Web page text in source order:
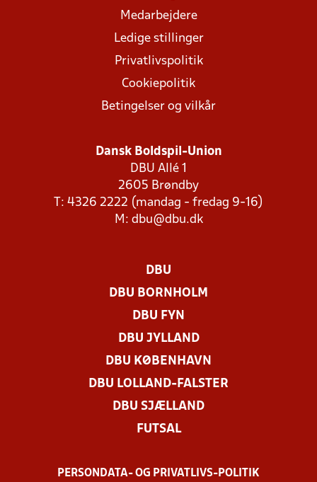
Medarbejdere
Ledige stillinger
Privatlivspolitik
Cookiepolitik
Betingelser og vilkår
Dansk Boldspil-Union
DBU Allé 1
2605 Brøndby
T: 4326 2222 (mandag - fredag 9-16)
M: dbu@dbu.dk
DBU
DBU BORNHOLM
DBU FYN
DBU JYLLAND
DBU KØBENHAVN
DBU LOLLAND-FALSTER
DBU SJÆLLAND
FUTSAL
PERSONDATA- OG PRIVATLIVS-POLITIK